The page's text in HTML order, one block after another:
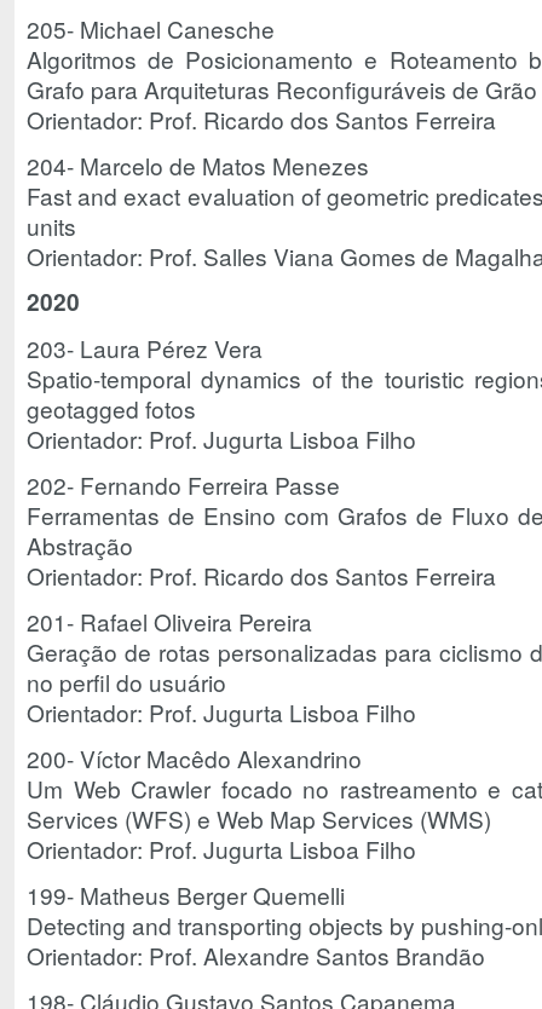
205- Michael Canesche
Algoritmos de Posicionamento e Roteamento
Grafo para Arquiteturas Reconfiguráveis de
Orientador: Prof. Ricardo dos Santos Ferreira
204- Marcelo de Matos Menezes
Fast and exact evaluation of geometric
units
Orientador: Prof. Salles Viana Gomes de
2020
203- Laura Pérez Vera
Spatio-temporal dynamics of the touristic
geotagged fotos
Orientador: Prof. Jugurta Lisboa Filho
202- Fernando Ferreira Passe
Ferramentas de Ensino com Grafos de Fluxo
Abstração
Orientador: Prof. Ricardo dos Santos Ferreira
201- Rafael Oliveira Pereira
Geração de rotas personalizadas para ciclismo
no perfil do usuário
Orientador: Prof. Jugurta Lisboa Filho
200- Víctor Macêdo Alexandrino
Um Web Crawler focado no rastreamento e
Services (WFS) e Web Map Services (WMS)
Orientador: Prof. Jugurta Lisboa Filho
199- Matheus Berger Quemelli
Detecting and transporting objects by pushing-
Orientador: Prof. Alexandre Santos Brandão
198- Cláudio Gustavo Santos Capanema